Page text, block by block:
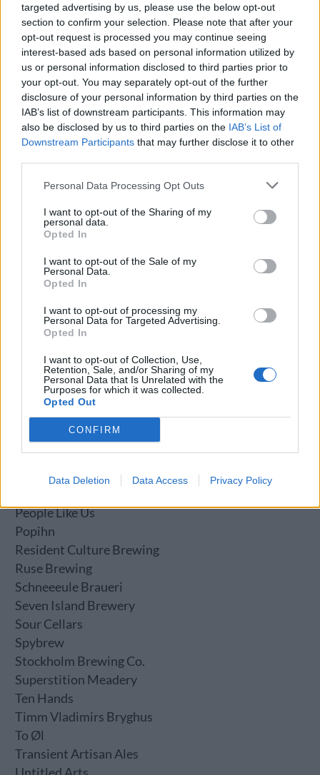
targeted advertising by us, please use the below opt-out
section to confirm your selection. Please note that after your
opt-out request is processed you may continue seeing
interest-based ads based on personal information utilized by
us or personal information disclosed to third parties prior to
your opt-out. You may separately opt-out of the further
disclosure of your personal information by third parties on the
IAB’s list of downstream participants. This information may
also be disclosed by us to third parties on the IAB’s List of
Downstream Participants that may further disclose it to other
Personal Data Processing Opt Outs
I want to opt-out of the Sharing of my
personal data.
Opted In
I want to opt-out of the Sale of my
Personal Data.
Opted In
I want to opt-out of processing my
Personal Data for Targeted Advertising.
Opted In
I want to opt-out of Collection, Use,
Retention, Sale, and/or Sharing of my
Personal Data that Is Unrelated with the
Purposes for which it was collected.
Opted Out
CONFIRM
Data Deletion Data Access Privacy Policy
Dugges Bryggeri
Ebeltoft Gårdbryggeri
Elch-Bräu
Firestone Walker Brewing Company
Forager Brewery
Fremont Brewing
Friends Company (SE)
Funk Factory Geuzeria
Garden Path Fermentation
Gigantic Brewing
Halfway Crooks Beer
Hop Butcher
Lervig Aktiebryggeri
Mahrs Bräu
Malbygg
Mikerphone Brewing
Mikkeller Baghaven
Mikkeller Brewpub London
Mikkeller San Diego
Moksa Brewing Co
Ology Brewing Co
Omnipollo
Oud Beersel
People Like Us
Popihn
Resident Culture Brewing
Ruse Brewing
Schneeeule Braueri
Seven Island Brewery
Sour Cellars
Spybrew
Stockholm Brewing Co.
Superstition Meadery
Ten Hands
Timm Vladimirs Bryghus
To Øl
Transient Artisan Ales